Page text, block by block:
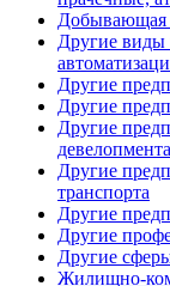
Добывающая
Другие виды
Другие
Другие
Другие
Другие
транспорта
Другие
Другие
Другие
Жилищно-